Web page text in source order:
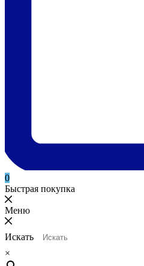
0
Быстрая покупка
Меню
Искать
×